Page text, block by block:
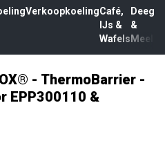
VerkoopkoelingCafé,
IJs &
Wafels
Deeg
&
Meel
- ThermoBarrier -
EPP300110 &